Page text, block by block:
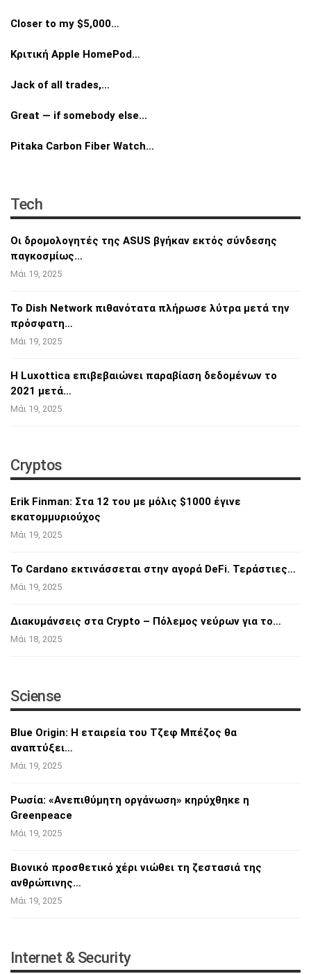
Closer to my $5,000…
Κριτική Apple HomePod…
Jack of all trades,…
Great — if somebody else…
Pitaka Carbon Fiber Watch…
Tech
Οι δρομολογητές της ASUS βγήκαν εκτός σύνδεσης
παγκοσμίως…
Μάι 19, 2025
Το Dish Network πιθανότατα πλήρωσε λύτρα μετά την
πρόσφατη…
Μάι 19, 2025
Η Luxottica επιβεβαιώνει παραβίαση δεδομένων το
2021 μετά…
Μάι 19, 2025
Cryptos
Erik Finman: Στα 12 του με μόλις $1000 έγινε
εκατομμυριούχος
Μάι 19, 2025
Το Cardano εκτινάσσεται στην αγορά DeFi. Τεράστιες…
Μάι 19, 2025
Διακυμάνσεις στα Crypto – Πόλεμος νεύρων για το…
Μάι 18, 2025
Sciense
Blue Origin: Η εταιρεία του Τζεφ Μπέζος θα
αναπτύξει…
Μάι 19, 2025
Ρωσία: «Ανεπιθύμητη οργάνωση» κηρύχθηκε η
Greenpeace
Μάι 19, 2025
Βιονικό προσθετικό χέρι νιώθει τη ζεστασιά της
ανθρώπινης…
Μάι 19, 2025
Internet & Security